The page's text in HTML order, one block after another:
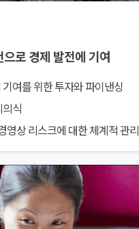
로 경제 발전에 기여
여를 위한 투자와 파이낸싱
식
영상 리스크에 대한 체계적 관리